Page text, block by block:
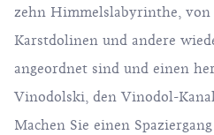
zehn Himmelslabyrinthe,
Karstdolinen und andere
angeordnet sind und einen
Vinodolski, den Vinodol-
Machen Sie einen